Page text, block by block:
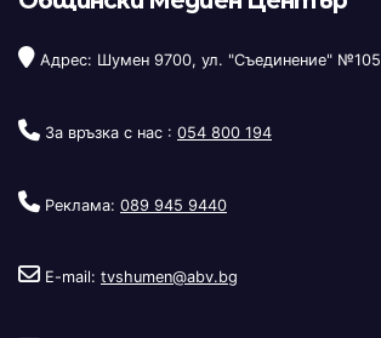
Адрес: Шумен 9700, ул. "Съединение" №105
За връзка с нас : 054 800 194
Реклама: 089 945 9440
E-mail: tvshumen@abv.bg